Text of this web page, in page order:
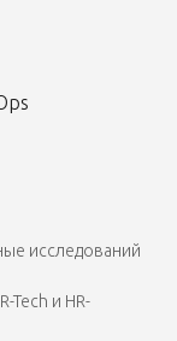
исследований
Tech и HR-